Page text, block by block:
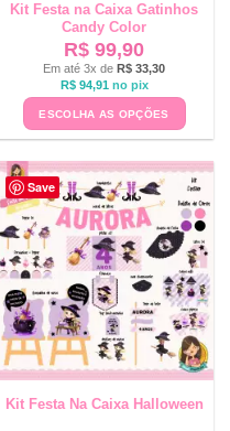
Kit Festa na Caixa Gatinhos
Candy Color
R$ 99,90
Em até 3x de R$ 33,30
R$94,91 no pix
ESCOLHA AS OPÇÕES
Save
Kit Festa Na Caixa Halloween